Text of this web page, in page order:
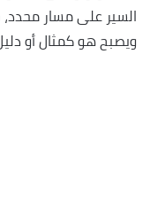
السير على مسار محدد،
ويصبح هو كمثال أو